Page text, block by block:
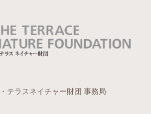
テラスネイチャー財団 事務局